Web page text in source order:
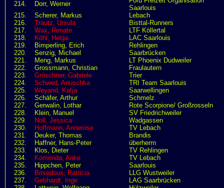
214.
Dorr, Werner
Saarlouis
215.
Scherer, Markus
Lebach
216.
Trautz, Ursula
Bisttal-Runners
217.
Wax, Renate
LTF Köllertal
218.
Köhl, Helga
LAC Saarlouis
219.
Bimperling, Erich
Rehlingen
220.
Senzig, Michael
Saarbrücken
221.
Meng, Markus
LT Phoenix Dudweiler
222.
Grossmann, Christian
Fraulautern
223.
Gröschner, Gabriele
Trier
224.
Schwed, Anuschka
TRI Team Saarlouis
225.
Weyand, Katja
Saarwellingen
226.
Schäfer, Arthur
Schmelz
227.
Gerwalin, Lothar
Rote Scorpione/ Großrosseln
228.
Klein, Manuel
SV Friedrichweiler
229.
Noll, Jessica
Wadgassen
230.
Hoffmann, Annerose
TV Lebach
231.
Deuker, Thomas
Brandis
232.
Haffner, Hans-Peter
überherrn
233.
Klos, Dieter
TV Rehlingen
234.
Komenda, Anke
TV Lebach
235.
Hippchen, Peter
Saarlouis
236.
Brisedoux, Patricia
LLG Wustweiler
237.
Gebhardt, Inge
LAG Saarbrücken